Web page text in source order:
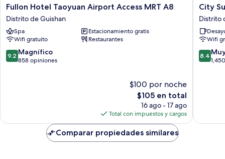
Fullon
Hotel
Taoyuan
Airport
Access
MRT
A8
Fullon Hotel Taoyuan Airport Access MRT A8
Distrito de Guishan
Spa
Estacionamiento gratis
Wifi gratuito
Restaurantes
9.2
de
9.2 Magnífico
858 opiniones
$100 por noche
El
precio
actual
es
de
$105
$105 en total
16 ago - 17 ago
Total con impuestos y cargos
City
Suites
Distrito
de
Dayuan
City
Distrito
Wifi
8.4
de
8.4
Comparar propiedades similares